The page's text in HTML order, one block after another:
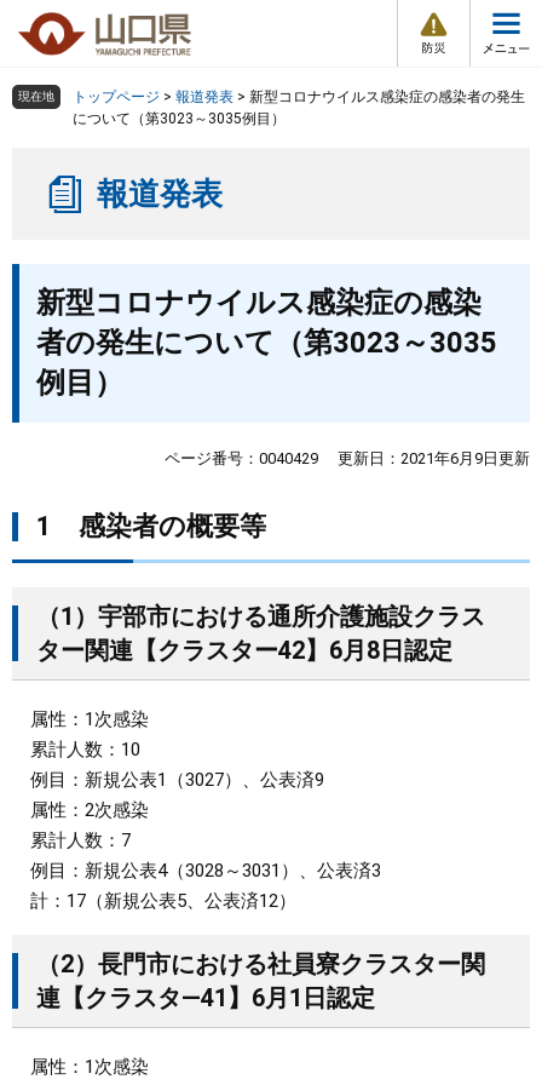
の
ー
情
報
メ
ュ
組織で探す
くらし・環境
健康・福祉
教育・文化・スポーツ
しごと・産業・観光
県政情報
検索の仕方 組織で探す
現在地 トップページ > 報道発表 > 新型コロナウイルス感染症の感染者の発生
について（第3023～3035例目）
報道発表
新型コロナウイルス感染症の感染
者の発生について（第3023～3035
例目）
ページ番号：0040429 更新日：2021年6月9日更新
1 感染者の概要等
（1）宇部市における通所介護施設クラス
ター関連【クラスター42】6月8日認定
属性：1次感染
累計人数：10
例目：新規公表1（3027）、公表済9
属性：2次感染
累計人数：7
例目：新規公表4（3028～3031）、公表済3
計：17（新規公表5、公表済12）
（2）長門市における社員寮クラスター関
連【クラスタ―41】6月1日認定
属性：1次感染